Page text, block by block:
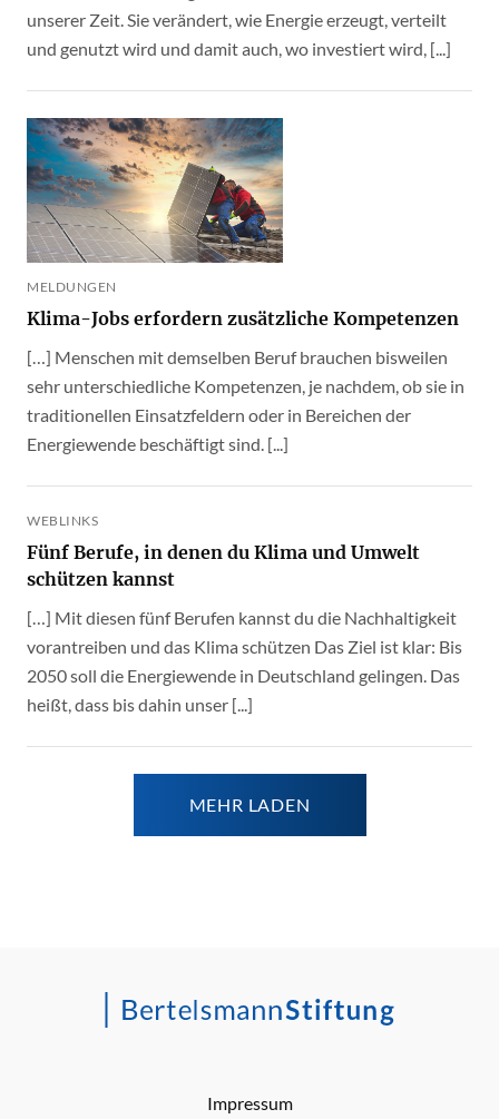
unserer Zeit. Sie verändert, wie Energie erzeugt, verteilt
und genutzt wird und damit auch, wo investiert wird, [...]
MELDUNGEN
Klima-Jobs erfordern zusätzliche Kompetenzen
[…] Menschen mit demselben Beruf brauchen bisweilen
sehr unterschiedliche Kompetenzen, je nachdem, ob sie in
traditionellen Einsatzfeldern oder in Bereichen der
Energiewende beschäftigt sind. [...]
WEBLINKS
Fünf Berufe, in denen du Klima und Umwelt
schützen kannst
[…] Mit diesen fünf Berufen kannst du die Nachhaltigkeit
vorantreiben und das Klima schützen Das Ziel ist klar: Bis
2050 soll die Energiewende in Deutschland gelingen. Das
heißt, dass bis dahin unser [...]
MEHR LADEN
Impressum